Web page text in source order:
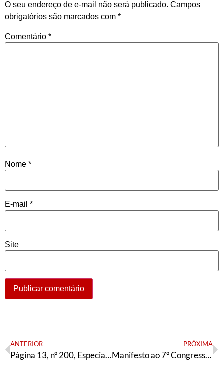
O seu endereço de e-mail não será publicado. Campos
obrigatórios são marcados com *
Comentário *
Nome *
E-mail *
Site
ANTERIOR
Página 13, nº 200, Especial 7° Congresso do PT
PRÓXIMA
Manifesto ao 7º Congresso do PT: “Construir um PT democrático, combativo e socialista”